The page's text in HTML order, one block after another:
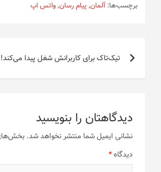
برچسب‌ها: آلمان, پیام رسان,واتس اپ
راهبری
نوشتهتیک‌تاک برای کاربرانش شغل پیدا می‌کند!
دیدگاهتان را بنویسید
نشانی ایمیل شما منتشر نخواهد شد. بخش‌های
دیدگاه*